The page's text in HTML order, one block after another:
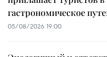
гастрономическое
05/08/2026 19:00